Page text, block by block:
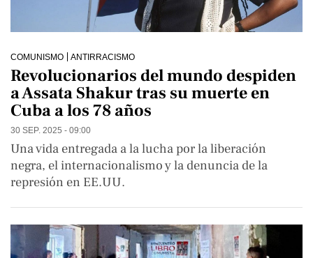
COMUNISMO ANTIRRACISMO
Revolucionarios del mundo despiden
a Assata Shakur tras su muerte en
Cuba a los 78 años
30 SEP. 2025 - 09:00
Una vida entregada a la lucha por la liberación
negra, el internacionalismo y la denuncia de la
represión en EE.UU.